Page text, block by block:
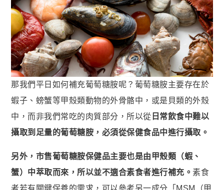
那我們平日如何補充葡萄糖胺呢？葡萄糖胺主要存在於
蝦子、螃蟹等甲殼類動物的外骨骼中，或是貝類的外殼
中，而非我們常吃的肉質部分，所以從 日常飲食中難以
攝取到足量的葡萄糖胺，必須從保健食品中進行攝取。
另外，市售葡萄糖胺保健品主要也是由甲殼類（蝦、
蟹）中萃取而來，所以並不適合素食者進行補充。 素食
者若有關鍵保養的需求，可以參考另一成分「MSM（甲